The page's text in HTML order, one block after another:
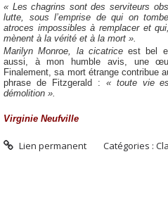
« Les chagrins sont des serviteurs
lutte, sous l’emprise de qui on
atroces impossibles à remplacer et
mènent à la vérité et à la mort ».
Marilyn Monroe, la cicatriceest bel et
aussi, à mon humble avis, une
Finalement, sa mort étrange contribue
phrase de Fitzgerald : « toute vie
démolition ».
Virginie Neufville
Lien permanent Catégories :